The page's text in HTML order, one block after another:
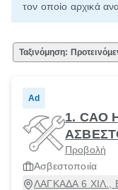
τον οποίο αρχικά
Ταξινόμηση:
Ad
1. CAO
Προβολή
Ασβεστοποιία
ΛΑΓΚΑΔΑ 6 ΧΙΛ.,